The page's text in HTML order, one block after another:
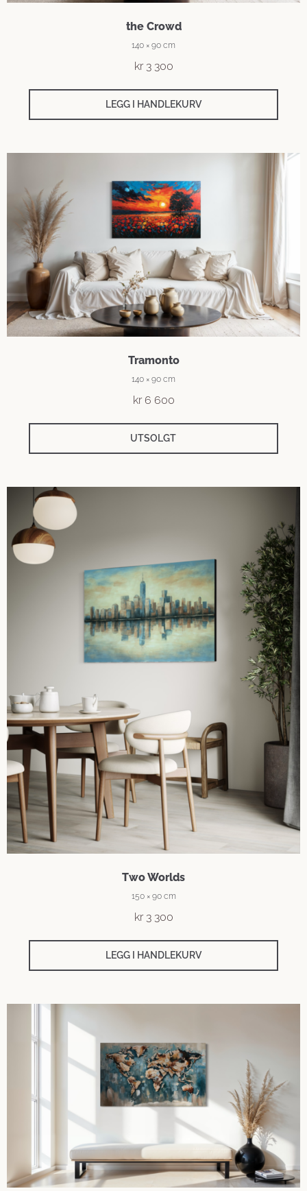
the Crowd
140 × 90 cm
kr3 300
LEGG I HANDLEKURV
Tramonto
140 × 90 cm
kr6 600
UTSOLGT
Two Worlds
150 × 90 cm
kr3 300
LEGG I HANDLEKURV